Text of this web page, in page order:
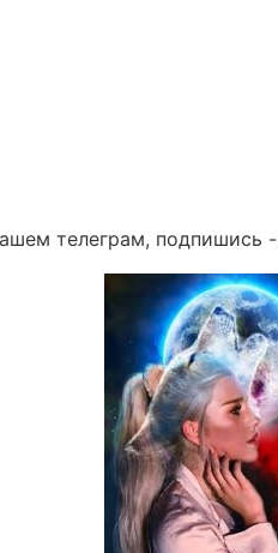
телеграм, подпишись -